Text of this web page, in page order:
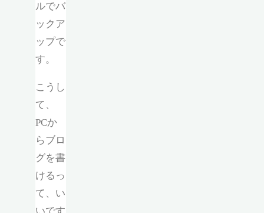
ルでバ
ックア
ップで
す。
こうし
て、
PCか
らブロ
グを書
けるっ
て、い